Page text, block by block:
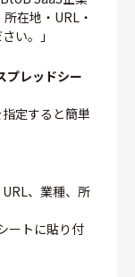
在地・URL・
い。」
レッドシー
定すると簡単
URL、業種、所
ートに貼り付